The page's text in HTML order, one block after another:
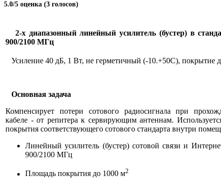
5.0/5 оценка (3 голосов)
2-х диапазонный линейный усилитель (бустер) в
900/2100 МГц
Усиление 40 дБ, 1 Вт, не герметичный (-10.+50С), покрытие
Основная задача
Компенсирует потери сотового радиосигнала при
кабеле - от репитера к сервирующим антеннам.
покрытия соответствующего сотового стандарта внутри
Линейный усилитель (бустер) сотовой связи и
900/2100 МГц
Площадь покрытия до 1000 м2